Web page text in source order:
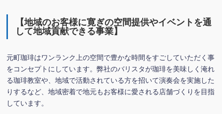
【地域のお客様に寛ぎの空間提供やイベントを通
して地域貢献できる事業】
元町珈琲はワンランク上の空間で豊かな時間をすごしていただく事
をコンセプトにしています。弊社のバリスタが珈琲を美味しく淹れ
る珈琲教室や、地域で活動されている方を招いて演奏会を実施した
りするなど、地域密着で地元もお客様に愛される店舗づくりを目指
しています。